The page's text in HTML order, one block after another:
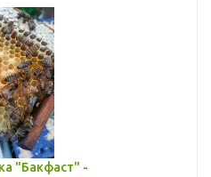
"Бакфаст" -